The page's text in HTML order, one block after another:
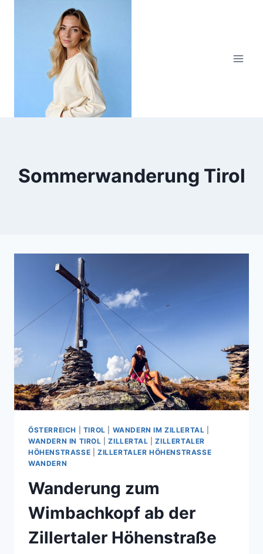
Sommerwanderung Tirol
ÖSTERREICH TIROL WANDERN IM ZILLERTAL
WANDERN IN TIROL |ZILLERTAL |ZILLERTALER
HÖHENSTRASSE
ZILLERTALER HÖHENSTRASSE W
ANDERN
Wanderung zum
Wimbachkopf ab der
Zillertaler Höhenstraße